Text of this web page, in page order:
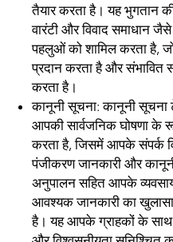
तैयार करता है। यह भुगतान की
वारंटी और विवाद समाधान जैसे
पहलुओं को शामिल करता है,
प्रदान करता है और संभावित
करता है।
कानूनी सूचना: कानूनी सूचना
आपकी सार्वजनिक घोषणा के
करता है, जिसमें आपके संपर्क
पंजीकरण जानकारी और
अनुपालन सहित आपके
आवश्यक जानकारी का खुलासा
है। यह आपके ग्राहकों के साथ